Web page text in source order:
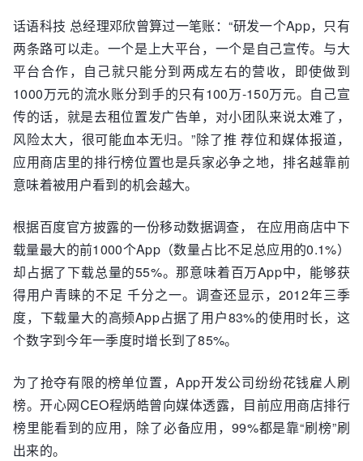
话语科技 总经理邓欣曾算过一笔账：“研发一个App，只有
两条路可以走。一个是上大平台，一个是自己宣传。与大
平台合作，自己就只能分到两成左右的营收，即使做到
1000万元的流水账分到手的只有100万-150万元。自己宣
传的话，就是去租位置发广告单，对小团队来说太难了，
风险太大，很可能血本无归。”除了推 荐位和媒体报道，
应用商店里的排行榜位置也是兵家必争之地，排名越靠前
意味着被用户看到的机会越大。
根据百度官方披露的一份移动数据调查， 在应用商店中下
载量最大的前1000个App（数量占比不足总应用的0.1%）
却占据了下载总量的55%。那意味着百万App中，能够获
得用户青睐的不足 千分之一。调查还显示，2012年三季
度，下载量大的高频App占据了用户83%的使用时长，这
个数字到今年一季度时增长到了85%。
为了抢夺有限的榜单位置，App开发公司纷纷花钱雇人刷
榜。开心网CEO程炳皓曾向媒体透露，目前应用商店排行
榜里能看到的应用，除了必备应用，99%都是靠“刷榜”刷
出来的。